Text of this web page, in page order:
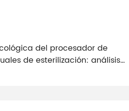
del procesador de
de esterilización: análisis